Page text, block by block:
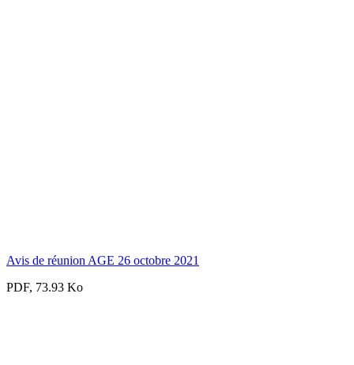
Avis de réunion AGE 26 octobre 2021
PDF, 73.93 Ko